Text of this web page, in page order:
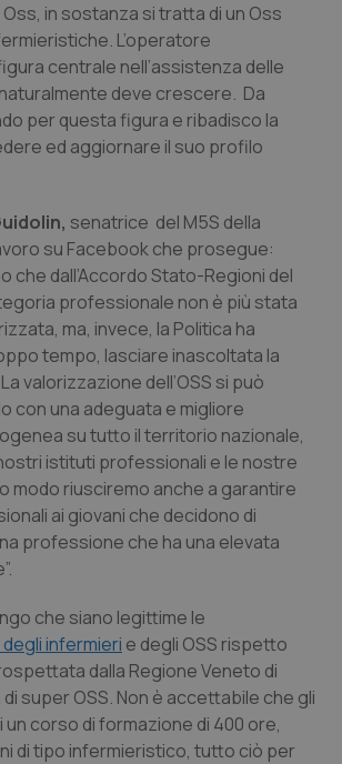
Giulia
di Bolzano
& coronaropatie
Febbre
in sostanza si tratta di un Oss
L’operatore
centrale nell’assistenza delle
deve crescere. Da
per questa figura e ribadisco la
ed aggiornare il suo profilo
senatrice del M5S della
su Facebook che prosegue:
che dall’Accordo Stato-Regioni del
professionale non è più stata
ma, invece, la Politica ha
tempo, lasciare inascoltata la
valorizzazione dell’OSS si può
con una adeguata e migliore
su tutto il territorio nazionale,
istituti professionali e le nostre
modo riusciremo anche a garantire
ai giovani che decidono di
professione che ha una elevata
che siano legittime le
infermieri e degli OSS rispetto
dalla Regione Veneto di
super OSS. Non è accettabile che gli
un corso di formazione di 400 ore,
di tipo infermieristico, tutto ciò per